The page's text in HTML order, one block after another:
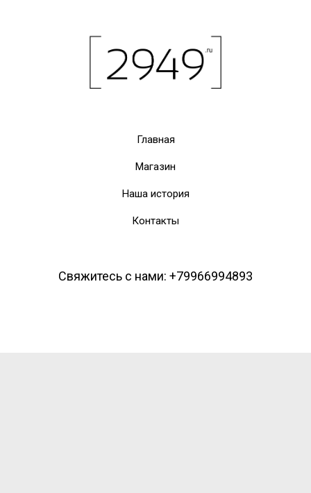
Главная
Магазин
Наша история
Контакты
Свяжитесь с нами: +79966994893